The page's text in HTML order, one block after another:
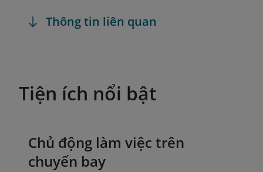
Thông tin liên quan
Tiện ích nổi bật
Chủ động làm việc trên
chuyến bay